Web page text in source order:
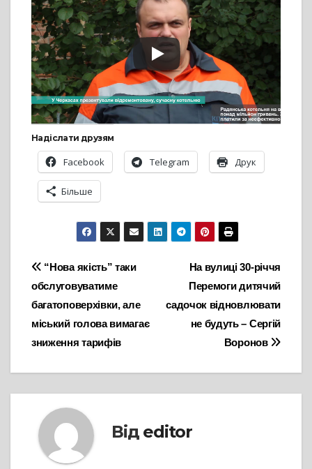
Надіслати друзям
Facebook Telegram Друк
Більше
Навігація
записів
На вулиці 30-річчя
Перемоги дитячий
садочок відновлювати
не будуть – Сергій
Воронов
“Нова якість” таки
обслуговуватиме
багатоповерхівки, але
міський голова вимагає
зниження тарифів
Від editor